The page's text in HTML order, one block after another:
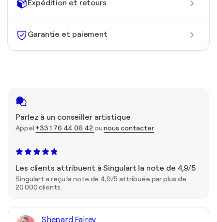
Expédition et retours
Garantie et paiement
Parlez à un conseiller artistique
Appel +33 1 76 44 06 42 ounous contacter
Les clients attribuent à Singulart la note de 4,9/5
Singulart a reçu la note de 4,9/5 attribuée par plus de
20 000 clients.
Shepard Fairey